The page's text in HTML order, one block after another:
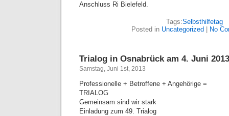
Anschluss Ri Bielefeld.
Tags:Selbsthilfetag
Posted in Uncategorized No
Trialog in Osnabrück am 4. Juni
Samstag, Juni 1st, 2013
Professionelle + Betroffene + Angehörige =
TRIALOG
Gemeinsam sind wir stark
Einladung zum 49. Trialog